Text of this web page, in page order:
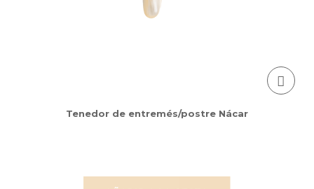
Tenedor de entremés/postre Nácar